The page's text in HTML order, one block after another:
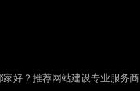
好？推荐网站建设专业服务商